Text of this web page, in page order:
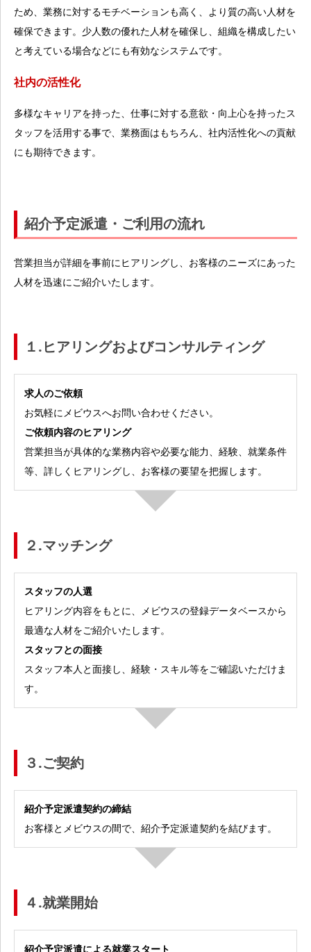
ため、業務に対するモチベーションも高く、より質の高い人材を
確保できます。少人数の優れた人材を確保し、組織を構成したい
と考えている場合などにも有効なシステムです。
社内の活性化
多様なキャリアを持った、仕事に対する意欲・向上心を持ったス
タッフを活用する事で、業務面はもちろん、社内活性化への貢献
にも期待できます。
紹介予定派遣・ご利用の流れ
営業担当が詳細を事前にヒアリングし、お客様のニーズにあった
人材を迅速にご紹介いたします。
１.ヒアリングおよびコンサルティング
求人のご依頼
お気軽にメビウスへお問い合わせください。
ご依頼内容のヒアリング
営業担当が具体的な業務内容や必要な能力、経験、就業条件
等、詳しくヒアリングし、お客様の要望を把握します。
２.マッチング
スタッフの人選
ヒアリング内容をもとに、メビウスの登録データベースから
最適な人材をご紹介いたします。
スタッフとの面接
スタッフ本人と面接し、経験・スキル等をご確認いただけま
す。
３.ご契約
紹介予定派遣契約の締結
お客様とメビウスの間で、紹介予定派遣契約を結びます。
４.就業開始
紹介予定派遣による就業スタート